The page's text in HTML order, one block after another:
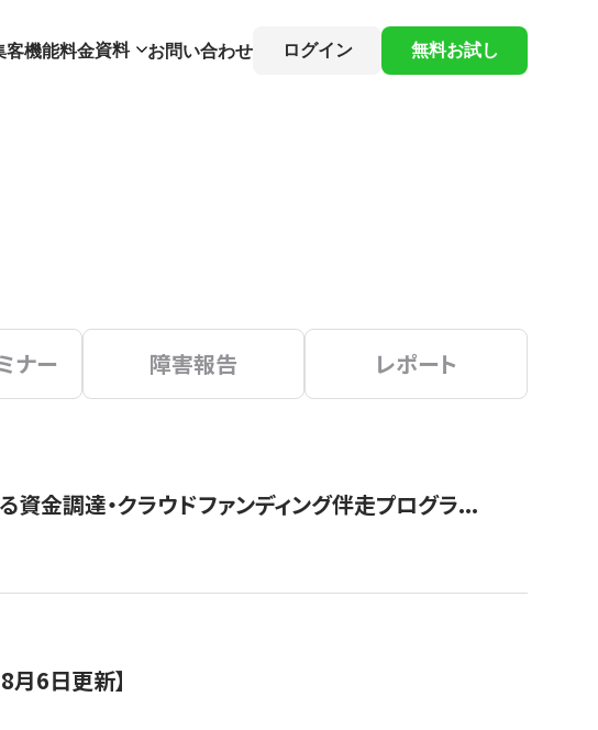
客機能料金資料 お問い合わせ ログイン 無料お試し
ナー 障害報告 レポート
金調達・クラウドファンディング伴走プログラ...
6日更新】